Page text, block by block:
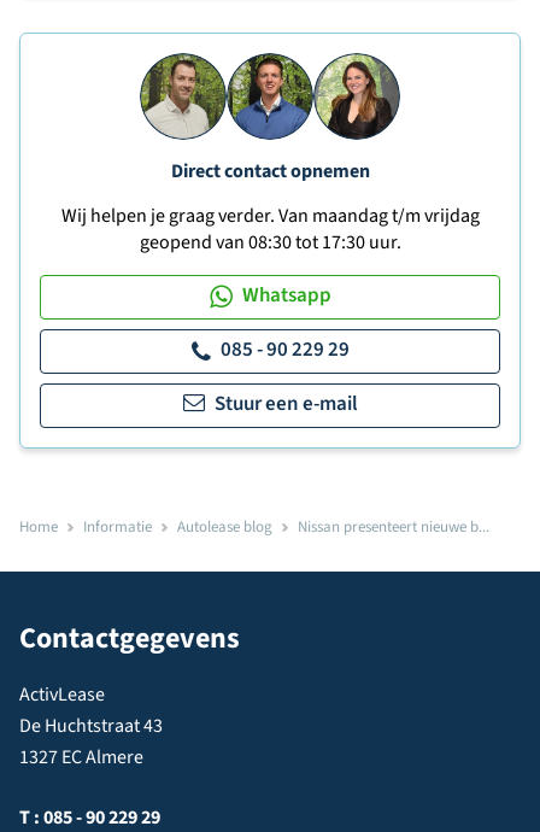
Direct contact opnemen
Wij helpen je graag verder. Van maandag t/m vrijdag
geopend van 08:30 tot 17:30 uur.
Whatsapp
085 - 90 229 29
Stuur een e-mail
Home Informatie Autolease blog Nissan presenteert nieuwe b...
Contactgegevens
ActivLease
De Huchtstraat 43
1327 EC Almere
T :085 - 90 229 29